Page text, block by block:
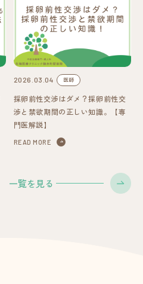
2026.03.04 医師
採卵前性交渉はダメ？採卵前性交
渉と禁欲期間の正しい知識。【専
門医解説】
READ MORE
一覧を見る